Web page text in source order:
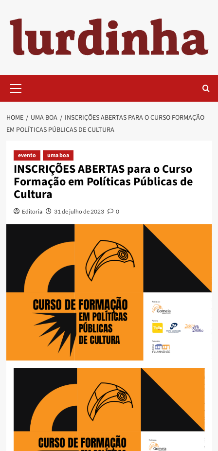
content
Menu
HOME UMA BOA
INSCRIÇÕES ABERTAS PARA O CURSO FORMAÇÃO
EM POLÍTICAS PÚBLICAS DE CULTURA
evento uma boa
INSCRIÇÕES ABERTAS para o Curso
Formação em Políticas Públicas de
Cultura
Editoria 31 de julho de 2023 0